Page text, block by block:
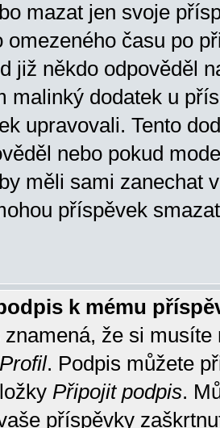
mazat jen svoje
omezeného času po
již někdo odpověděl
malinký dodatek u
upravovali. Tento
nebo pokud
měli sami zanechat
příspěvek
k mému
znamená, že si
Profil. Podpis můžete
Připojit podpis.
příspěvky